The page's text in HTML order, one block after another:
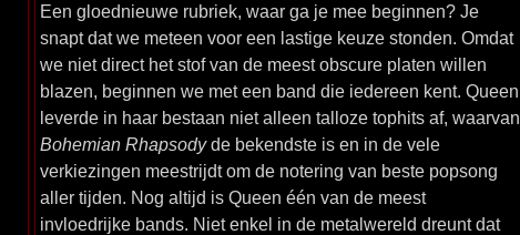
Een gloednieuwe rubriek, waar ga je mee beginnen? Je
snapt dat we meteen voor een lastige keuze stonden. Omdat
we niet direct het stof van de meest obscure platen willen
blazen, beginnen we met een band die iedereen kent. Queen
leverde in haar bestaan niet alleen talloze tophits af, waarvan
Bohemian Rhapsodyde bekendste is en in de vele
verkiezingen meestrijdt om de notering van beste popsong
aller tijden. Nog altijd is Queen één van de meest
invloedrijke bands. Niet enkel in de metalwereld dreunt dat